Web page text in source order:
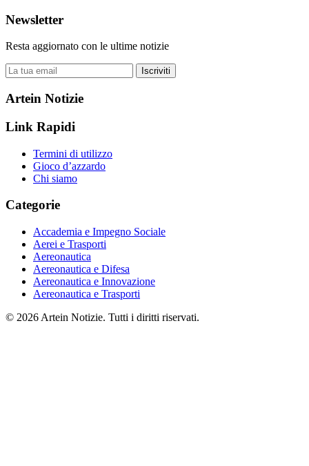
Newsletter
Resta aggiornato con le ultime notizie
Iscriviti
Artein Notizie
Link Rapidi
Termini di utilizzo
Gioco d’azzardo
Chi siamo
Categorie
Accademia e Impegno Sociale
Aerei e Trasporti
Aereonautica
Aereonautica e Difesa
Aereonautica e Innovazione
Aereonautica e Trasporti
© 2026 Artein Notizie. Tutti i diritti riservati.